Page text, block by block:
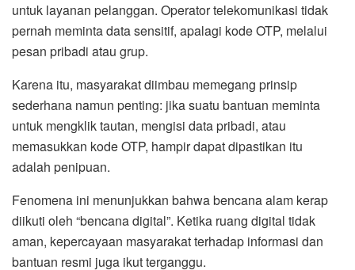
untuk layanan pelanggan. Operator telekomunikasi tidak
pernah meminta data sensitif, apalagi kode OTP, melalui
pesan pribadi atau grup.
Karena itu, masyarakat diimbau memegang prinsip
sederhana namun penting: jika suatu bantuan meminta
untuk mengklik tautan, mengisi data pribadi, atau
memasukkan kode OTP, hampir dapat dipastikan itu
adalah penipuan.
Fenomena ini menunjukkan bahwa bencana alam kerap
diikuti oleh “bencana digital”. Ketika ruang digital tidak
aman, kepercayaan masyarakat terhadap informasi dan
bantuan resmi juga ikut terganggu.